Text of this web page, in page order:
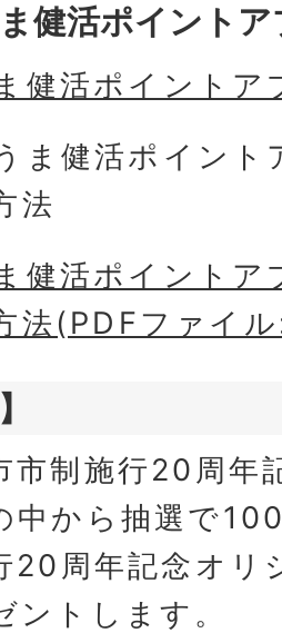
健活ポイント
健活ポイントア
ま健活ポイント
法
健活ポイントア
法(PDFファイ
市制施行20周年
中から抽選で
20周年記念オリ
ントします。